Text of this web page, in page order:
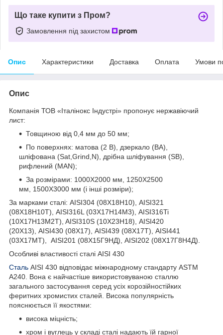
Що таке купити з Пром?
Замовлення під захистом
Опис Характеристики Доставка Оплата Умови
Опис
Компанія ТОВ «Італінокс Індустрі» пропонує нержавіючий
лист:
Товщиною від 0,4 мм до 50 мм;
По поверхнях: матова (2 В), дзеркало (ВА),
шліфована (Sat,Grind,N), дрібна шліфування (SB),
рифлений (MAN);
За розмірами: 1000Х2000 мм, 1250Х2500
мм, 1500Х3000 мм (і інші розміри);
За марками сталі: AISI304 (08Х18Н10), AISI321
(08Х18Н10Т), AISI316L (03Х17Н14М3), AISI316Ti
(10Х17Н13М2T), AISI310S (10Х23Н18), AISI420
(20Х13), AISI430 (08Х17), AISI439 (08Х17Т), AISI441
(03Х17МТ), AISI201 (08Х15Г9НД), AISI202 (08Х17Г8Н4Д).
Особливі властивості сталі AISI 430
Сталь AISI 430 відповідає міжнародному стандарту ASTM
A240. Вона є найчастіше використовуваною сталлю
загального застосування серед усіх корозійностійких
феритних хромистих сталей. Висока популярність
пояснюється її якостями:
висока міцність;
хром і вуглець у складі сталі надають їй гарної